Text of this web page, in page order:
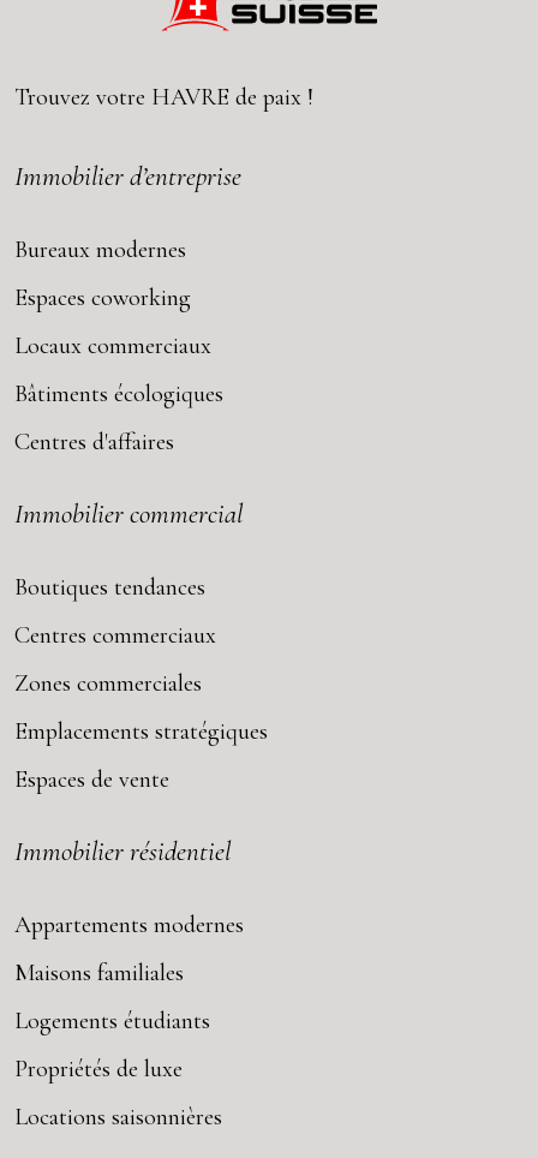
Trouvez votre HAVRE de paix !
Immobilier d’entreprise
Bureaux modernes
Espaces coworking
Locaux commerciaux
Bâtiments écologiques
Centres d'affaires
Immobilier commercial
Boutiques tendances
Centres commerciaux
Zones commerciales
Emplacements stratégiques
Espaces de vente
Immobilier résidentiel
Appartements modernes
Maisons familiales
Logements étudiants
Propriétés de luxe
Locations saisonnières